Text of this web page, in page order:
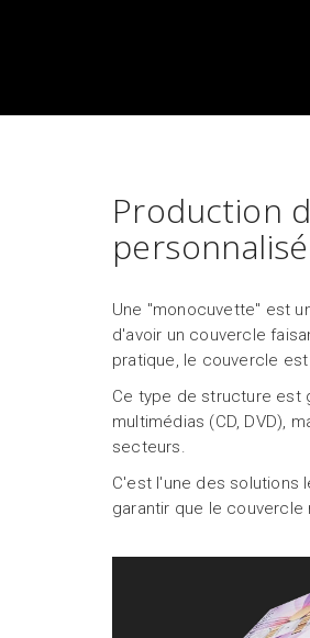
Production
Une "monocuvette" est
d'avoir un couvercle
pratique, le couvercle
Ce type de structure est
multimédias (CD, DVD),
secteurs.
C'est l'une des solutions
garantir que le